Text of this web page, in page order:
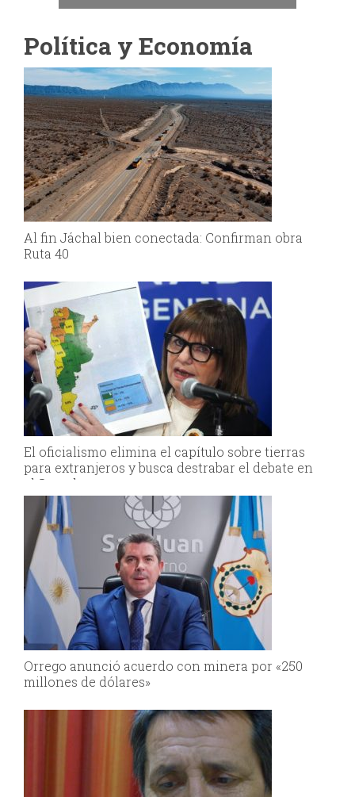
Política y Economía
Al fin Jáchal bien conectada: Confirman obra
Ruta 40
El oficialismo elimina el capítulo sobre tierras
para extranjeros y busca destrabar el debate en
el Senado
Orrego anunció acuerdo con minera por «250
millones de dólares»